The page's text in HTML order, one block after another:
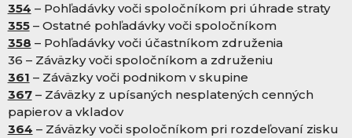
354 – Pohľadávky voči spoločníkom pri úhrade straty
355– Ostatné pohľadávky voči spoločníkom
358 – Pohľadávky voči účastníkom združenia
36 – Záväzky voči spoločníkom a združeniu
361 – Záväzky voči podnikom v skupine
367– Záväzky z upísaných nesplatených cenných
papierov a vkladov
364 – Záväzky voči spoločníkom pri rozdeľovaní zisku